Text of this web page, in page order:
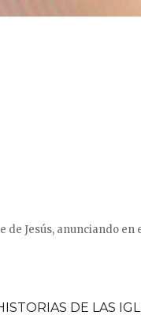
Jesús, anunciando
DE LAS